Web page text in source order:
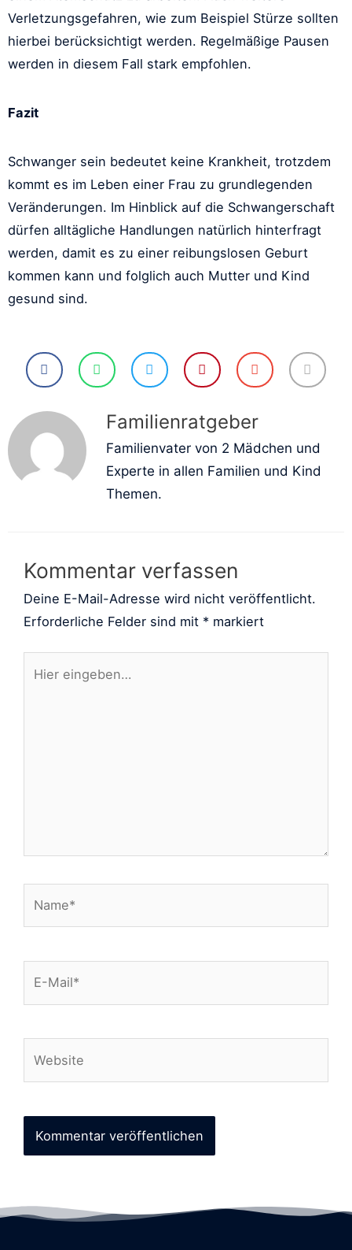
Verletzungsgefahren, wie zum Beispiel Stürze sollten
hierbei berücksichtigt werden. Regelmäßige Pausen
werden in diesem Fall stark empfohlen.
Fazit
Schwanger sein bedeutet keine Krankheit, trotzdem
kommt es im Leben einer Frau zu grundlegenden
Veränderungen. Im Hinblick auf die Schwangerschaft
dürfen alltägliche Handlungen natürlich hinterfragt
werden, damit es zu einer reibungslosen Geburt
kommen kann und folglich auch Mutter und Kind
gesund sind.
Familienratgeber
Familienvater von 2 Mädchen und
Experte in allen Familien und Kind
Themen.
Kommentar verfassen
Deine E-Mail-Adresse wird nicht veröffentlicht.
Erforderliche Felder sind mit * markiert